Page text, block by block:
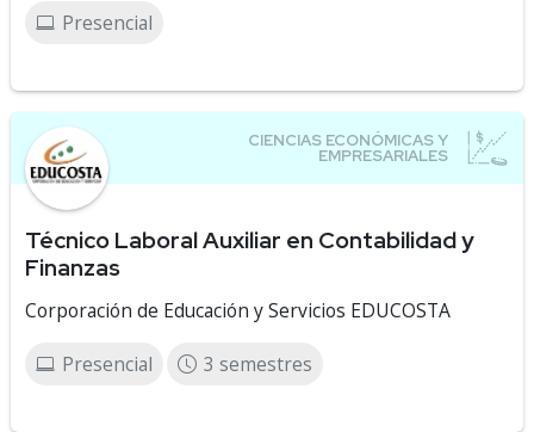
Presencial
Técnico Laboral Auxiliar en Contabilidad y
Finanzas
Corporación de Educación y Servicios EDUCOSTA
Presencial 3 semestres